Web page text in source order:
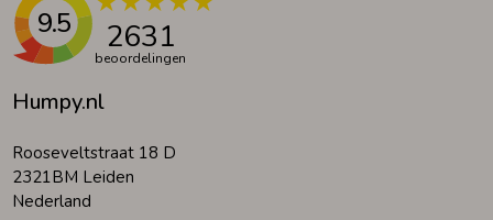
Regenkleding &-laarzen
Zomeraccessoires
Kledingaccessoires
Humpy.nl
Rooseveltstraat 18 D
2321BM Leiden
Nederland
9.5 2631
beoordelingen